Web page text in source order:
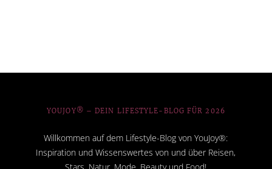
YOUJOY® – DEIN LIFESTYLE-BLOG FÜR 2026
Willkommen auf dem Lifestyle-Blog von YouJoy®:
Inspiration und Wissenswertes von und über Reisen,